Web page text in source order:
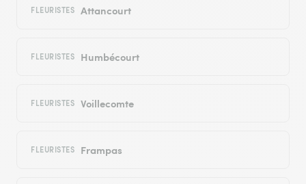
FLEURISTES Attancourt
FLEURISTES Humbécourt
FLEURISTES Voillecomte
FLEURISTES Frampas